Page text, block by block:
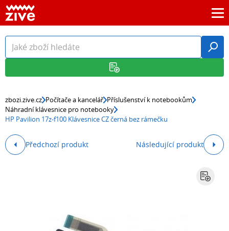
zbozi.zive.cz Počítače a kancelář Příslušenství k notebookům
Náhradní klávesnice pro notebooky
HP Pavilion 17z-f100 Klávesnice CZ černá bez rámečku
Předchozí produkt Následující produkt